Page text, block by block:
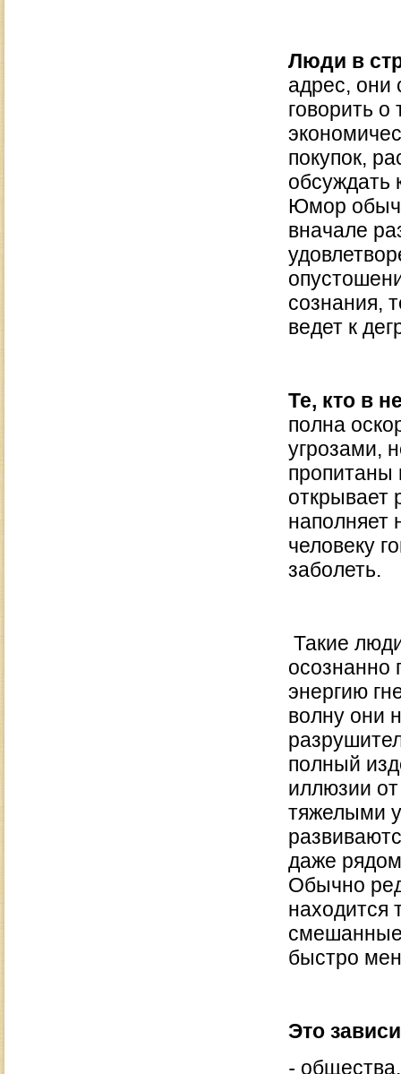
Люди в
адрес, они
говорить
покупок,
обсуждать
Юмор
вначале
сознания,
ведет к
Те, кто в
полна
угрозами,
пропитаны
открывает
наполняет
человеку
заболеть.
Такие
осознанно
энергию
волну они
полный
иллюзии
тяжелыми
даже
Обычно
находится
смешанные
быстро
Это
-